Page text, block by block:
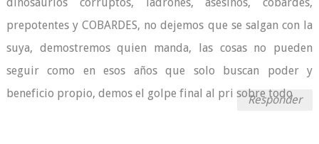
prepotentes y COBARDES, no dejemos que se salgan con la
suya, demostremos quien manda, las cosas no pueden
seguir como en esos años que solo buscan poder y
beneficio propio, demos el golpe final al pri sobre todo
Responder